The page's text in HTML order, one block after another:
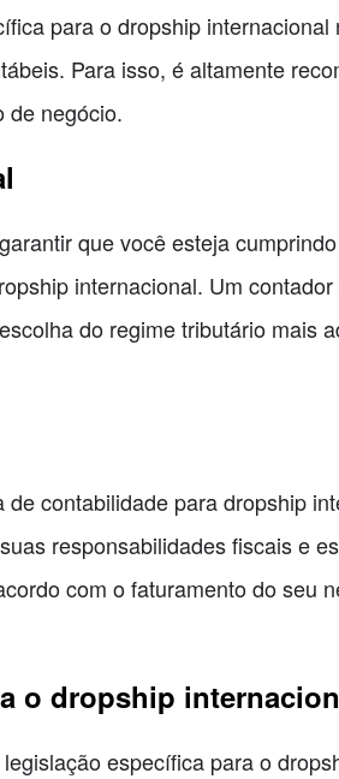
para o dropship
Para isso, é altamente
de negócio.
que você esteja
internacional. Um
do regime tributário mais
contabilidade para dropship
responsabilidades fiscais e
com o faturamento do seu
o dropship
específica para o